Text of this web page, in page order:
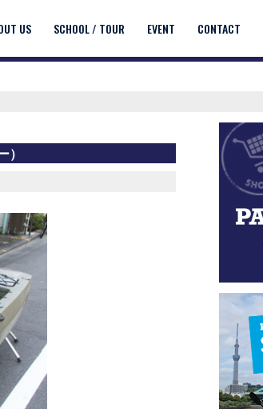
US SCHOOL / TOUR EVENT CONTACT